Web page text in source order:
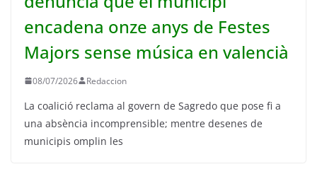
encadena onze anys de Festes
Majors sense música en valencià
08/07/2026 Redaccion
La coalició reclama al govern de Sagredo que pose fi a
una absència incomprensible; mentre desenes de
municipis omplin les